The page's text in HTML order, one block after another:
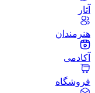
آثار
هنرمندان
آکادمی
فروشگاه